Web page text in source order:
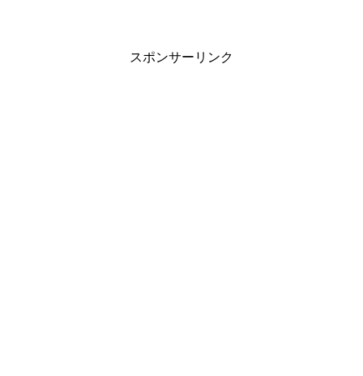
スポンサーリンク